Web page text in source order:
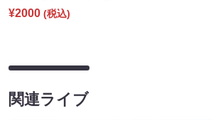
¥2000 (税込)
関連ライブ